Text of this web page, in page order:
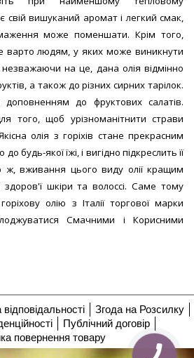
свій вишуканий аромат і легкий смак,
може поменшати. Крім того,
варто людям, у яких може виникнути
незважаючи на це, дана олія відмінно
а також до різних сирних тарілок.
до фруктових салатів.
того, щоб урізноманітнити страви
олія з горіхів стане прекрасним
будь-якої їжі, і вигідно підкреслить її
ж, вживання цього виду олії кращим
шкіри та волоссі. Саме тому
олію з Італії торгової марки
Смачними і Корисними
Згода на Розсилку
Публічний договір
повернення товару